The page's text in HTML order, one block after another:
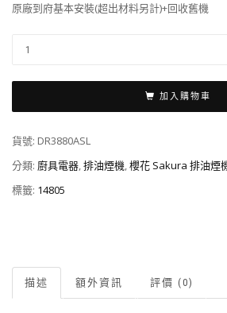
原廠到府基本安裝(超出材料另計)+回收舊機
加入購物車
貨號: DR3880ASL
分類: 廚具電器,排油煙機,櫻花 Sakura 排油煙
標籤: 14805
描述 額外資訊 評價 (0)